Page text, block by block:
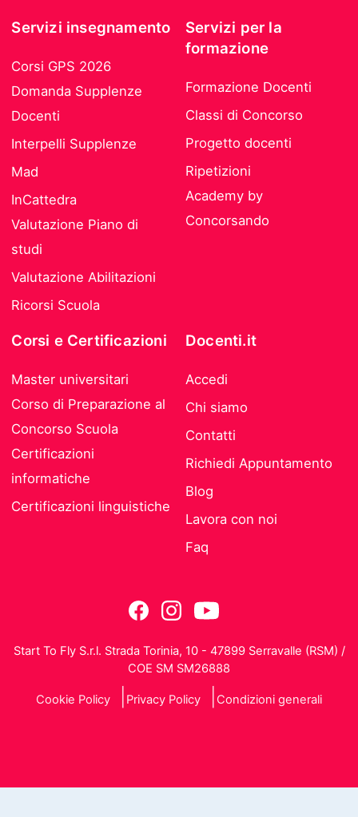
Servizi insegnamento
Corsi GPS 2026
Domanda Supplenze
Docenti
Interpelli Supplenze
Mad
InCattedra
Valutazione Piano di
studi
Valutazione Abilitazioni
Ricorsi Scuola
Servizi per la
formazione
Formazione Docenti
Classi di Concorso
Progetto docenti
Ripetizioni
Academy by
Concorsando
Corsi e Certificazioni
Master universitari
Corso di Preparazione al
Concorso Scuola
Certificazioni
informatiche
Certificazioni linguistiche
Docenti.it
Accedi
Chi siamo
Contatti
Richiedi Appuntamento
Blog
Lavora con noi
Faq
Start To Fly S.r.l. Strada Torinia, 10 - 47899 Serravalle (RSM) /
COE SM SM26888
Cookie Policy Privacy Policy Condizioni generali